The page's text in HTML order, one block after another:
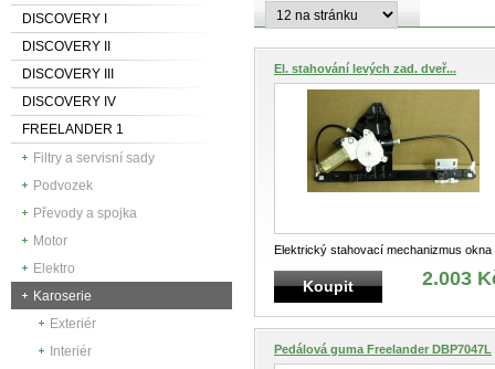
DISCOVERY I
DISCOVERY II
DISCOVERY III
DISCOVERY IV
FREELANDER 1
Filtry a servisní sady
Podvozek
Převody a spojka
Motor
Elektro
Karoserie
Exteriér
Interiér
El. stahování levých zad. dveř...
Elektrický stahovací mechanizmus okna
levých zadních dveří
Koupit 2.003
Pedálová guma Freelander DBP7047L